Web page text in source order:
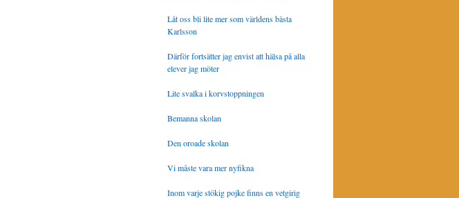
Låt oss bli lite mer som världens bästa
Karlsson
Därför fortsätter jag envist att hälsa på alla
elever jag möter
Lite svalka i korvstoppningen
Bemanna skolan
Den oroade skolan
Vi måste vara mer nyfikna
Inom varje stökig pojke finns en vetgirig